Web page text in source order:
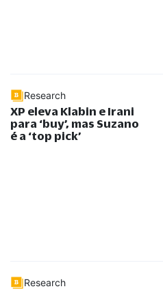
Research
XP eleva Klabin e Irani
para ‘buy’, mas Suzano
é a ‘top pick’
Research